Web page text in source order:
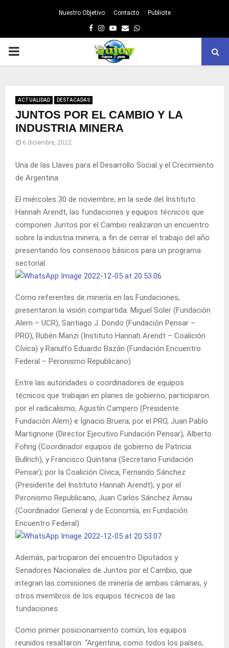
Nuestro Objetivo Contacto Publicite
Facebook
Instagram
Youtube
EmailWhatsapp
PRIMARY
ACTUALIDAD DESTACADAS
JUNTOS POR EL CAMBIO Y LA
INDUSTRIA MINERA
6 diciembre, 2022
Una de las Llaves para el Desarrollo Social y el Crecimiento
de Argentina
El miércoles 30 de noviembre, en la sede del Instituto
Hannah Arendt, las fundaciones y equipos técnicos que
componen Juntos por el Cambio realizaron un encuentro
sobre la industria minera, a fin de cerrar el trabajo del año
presentando los consensos básicos para un programa
sectorial.
Como referentes de minería en las Fundaciones,
presentaron la visión compartida: Miguel Soler (Fundación
Alem – UCR), Santiago J. Dondo (Fundación Pensar –
PRO), Rubén Manzi (Instituto Hannah Arendt – Coalición
Cívica) y Ranulfo Eduardo Bazán (Fundación Encuentro
Federal – Peronismo Republicano).
Entre las autoridades o coordinadores de equipos
técnicos que trabajan en planes de gobierno, participaron:
por el radicalismo, Agustín Campero (Presidente
Fundación Alem) e Ignacio Bruera; por el PRO, Juan Pablo
Martignone (Director Ejecutivo Fundación Pensar), Alberto
Fohrig (Coordinador equipos de gobierno de Patricia
Bullrich), y Francisco Quintana (Secretario Fundación
Pensar); por la Coalición Cívica, Fernando Sánchez
(Presidente del Instituto Hannah Arendt); y por el
Peronismo Republicano, Juan Carlos Sánchez Arnau
(Coordinador General y de Economía, en Fundación
Encuentro Federal).
Además, participaron del encuentro Diputados y
Senadores Nacionales de Juntos por el Cambio, que
integran las comisiones de minería de ambas cámaras, y
otros miembros de los equipos técnicos de las
fundaciones.
Como primer posicionamiento común, los equipos
reunidos resaltaron: “Argentina, como todos los países,